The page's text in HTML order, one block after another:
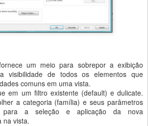
um meio para sobrepor a exibição
visibilidade de todos os elementos que
comuns em uma vista.
em um filtro existente (default) e dulicate.
a categoria (família) e seus parâmetros
para a seleção e aplicação da nova
na vista.